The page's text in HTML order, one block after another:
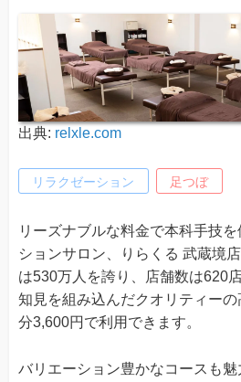
出典: relxle.com
リラクゼーション 足つぼ
リーズナブルな料金で本科手技
ションサロン、りらくる 武蔵境
は530万人を誇り、店舗数は620
知見を組み込んだクオリティー
分3,600円で利用できます。
バリエーション豊かなコースも魅